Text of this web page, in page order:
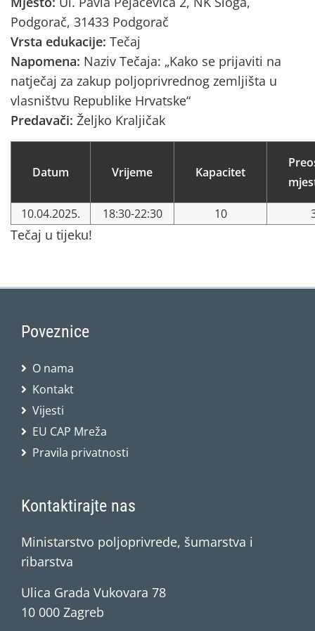
Podgorač, 31433 Podgorač
Vrsta edukacije: Tečaj
Napomena: Naziv Tečaja: „Kako se prijaviti na
natječaj za zakup poljoprivrednog zemljišta u
vlasništvu Republike Hrvatske“
Predavači: Željko Kraljičak
Datum Vrijeme Kapacitet
10.04.2025. 18:30-22:30 10
Tečaj u tijeku!
Poveznice
O nama
Kontakt
Vijesti
EU CAP Mreža
Pravila privatnosti
Kontaktirajte nas
Ministarstvo poljoprivrede, šumarstva i
ribarstva
Ulica Grada Vukovara 78
10 000 Zagreb